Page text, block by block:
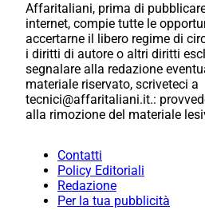
Affaritaliani, prima di
internet, compie tutte le
accertarne il libero regime di
i diritti di autore o altri diritti
segnalare alla redazione
materiale riservato, scriveteci a
tecnici@affaritaliani.it.:
alla rimozione del materiale
Contatti
Policy Editoriali
Redazione
Per la tua pubblicità